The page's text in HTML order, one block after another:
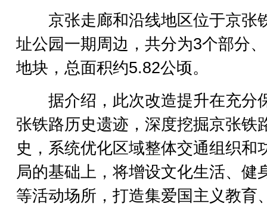
京张走廊和沿线地区位于京张
址公园一期周边，共分为3个部分
地块，总面积约5.82公顷。
据介绍，此次改造提升在充分
张铁路历史遗迹，深度挖掘京张铁
史，系统优化区域整体交通组织和
局的基础上，将增设文化生活、健
等活动场所，打造集爱国主义教育